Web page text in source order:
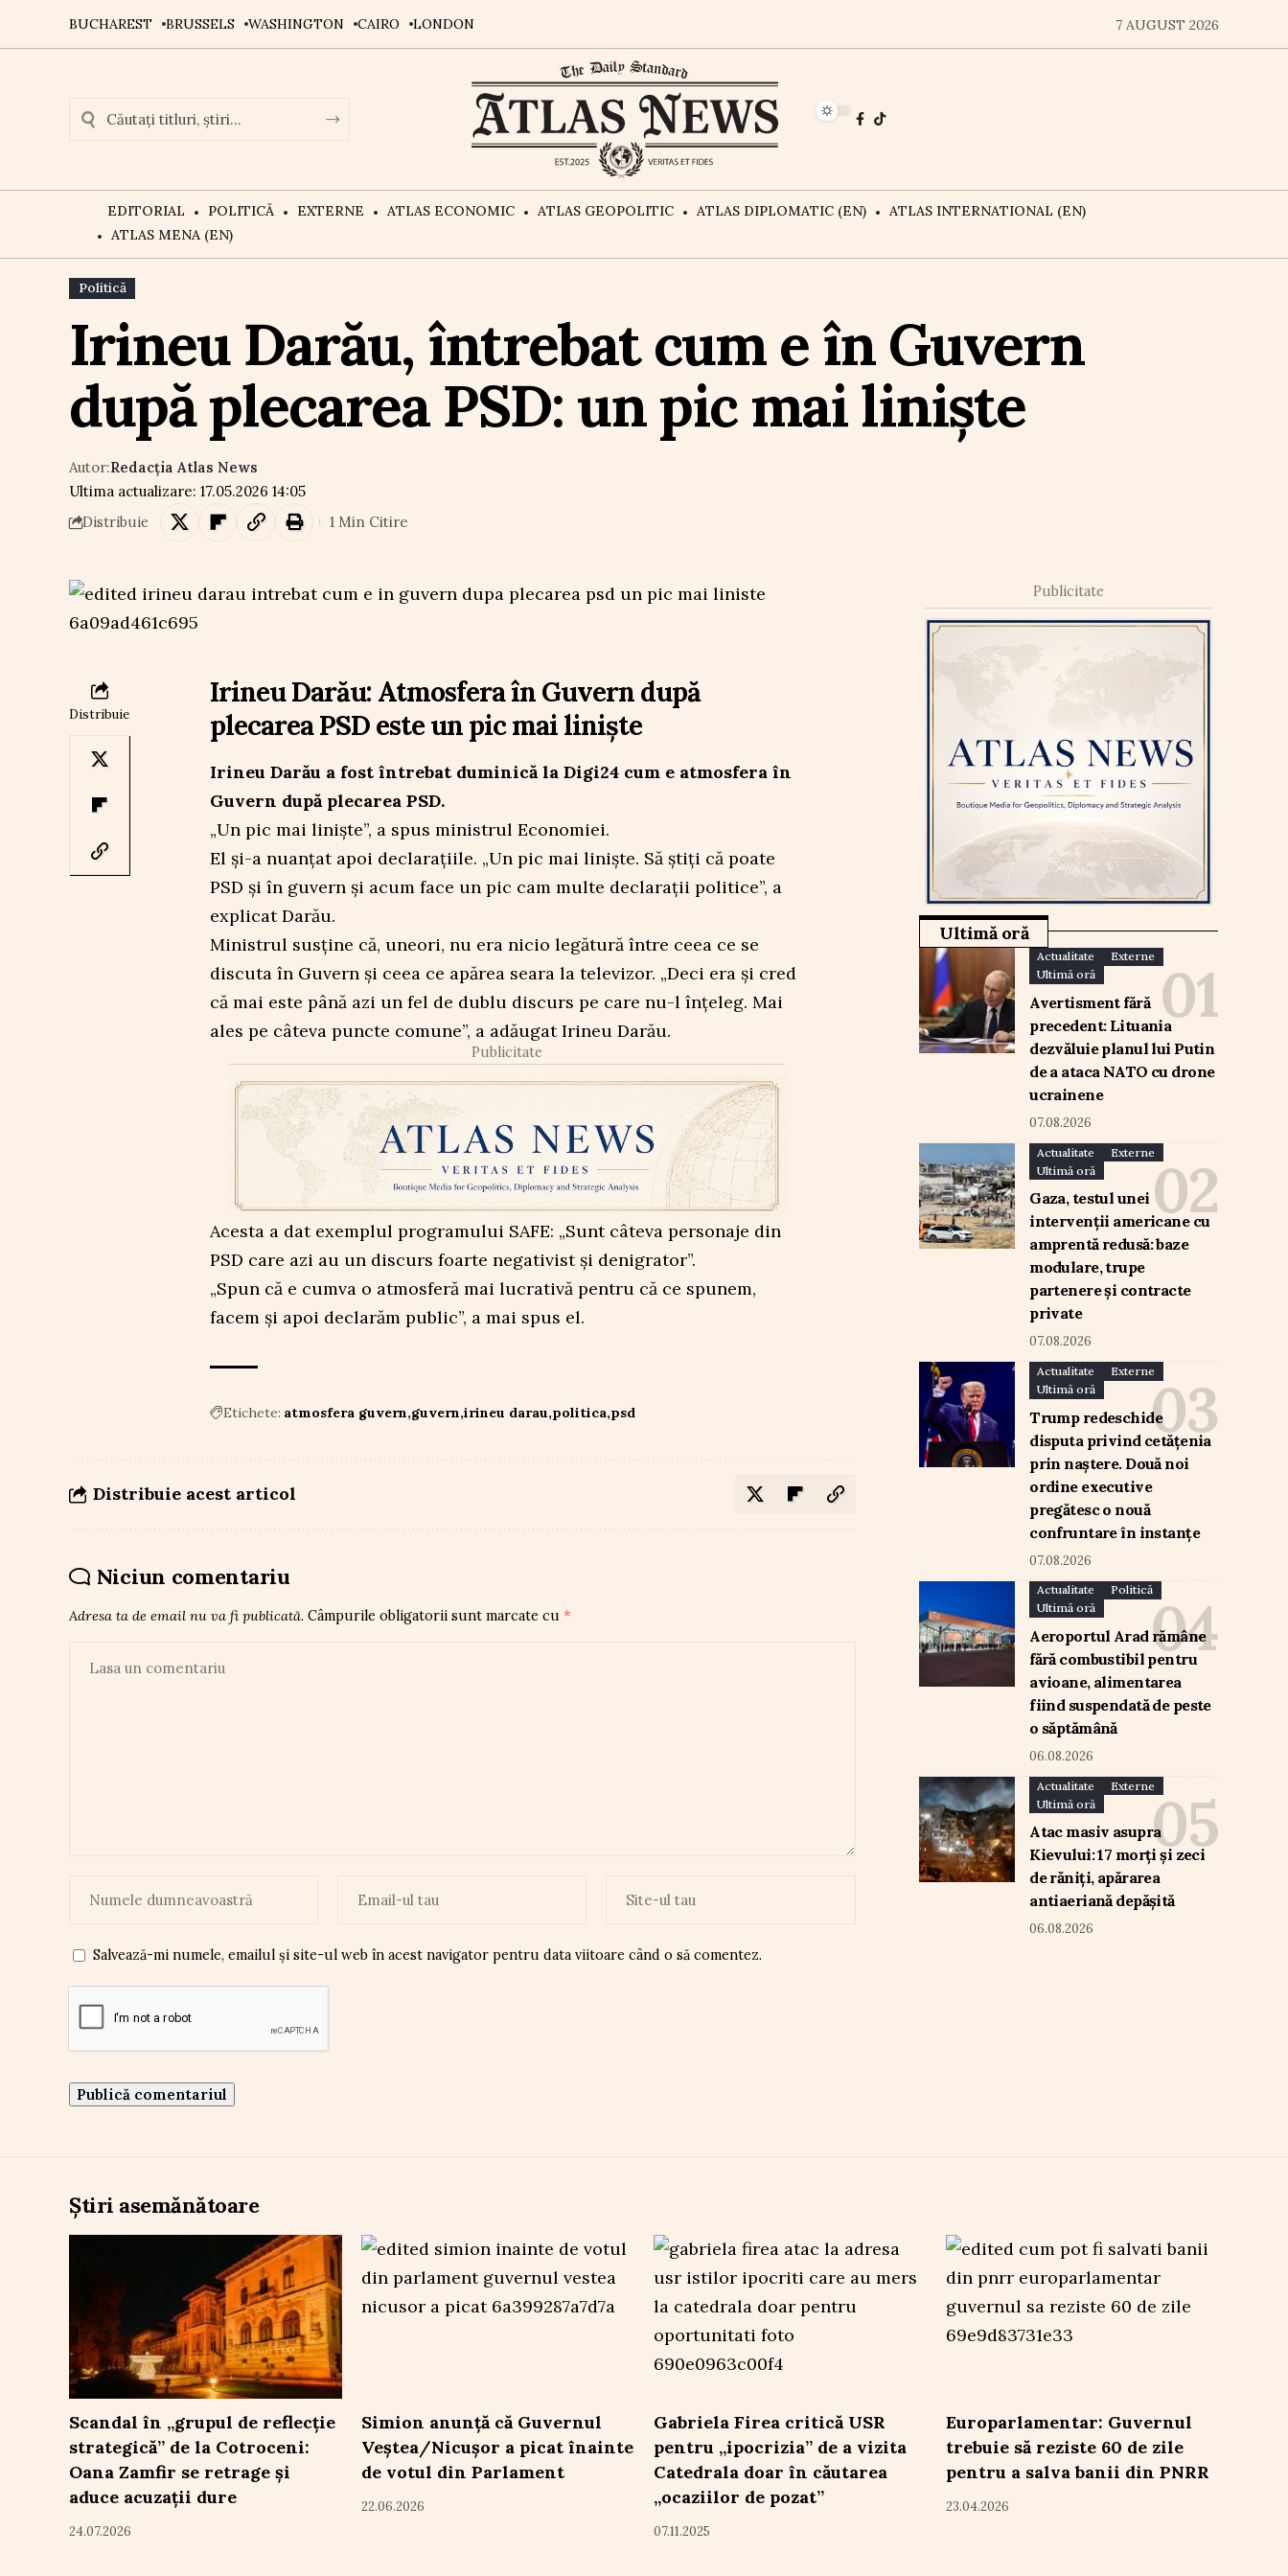
BUCHAREST BRUSSELS WASHINGTON CAIRO LONDON 7 AUGUST 2026
EDITORIAL POLITICĂ EXTERNE ATLAS ECONOMIC ATLAS GEOPOLITIC ATLAS DIPLOMATIC (EN)
ATLAS INTERNATIONAL (EN)
ATLAS MENA (EN)
Politică
Irineu Darău, întrebat cum e în Guvern
după plecarea PSD: un pic mai liniște
Ultima actualizare: 17.05.2026 14:05
Autor:Redacția Atlas News
Distribuie 1 Min Citire
Distribuie
Irineu Darău: Atmosfera în Guvern după
plecarea PSD este un pic mai liniște
Irineu Darău a fost întrebat duminică la Digi24 cum e atmosfera în
Guvern după plecarea PSD.
„Un pic mai liniște”, a spus ministrul Economiei.
El și-a nuanțat apoi declarațiile. „Un pic mai liniște. Să știți că poate
PSD și în guvern și acum face un pic cam multe declarații politice”, a
explicat Darău.
Ministrul susține că, uneori, nu era nicio legătură între ceea ce se
discuta în Guvern și ceea ce apărea seara la televizor. „Deci era și cred
că mai este până azi un fel de dublu discurs pe care nu-l înțeleg. Mai
ales pe câteva puncte comune”, a adăugat Irineu Darău.
Publicitate
Acesta a dat exemplul programului SAFE: „Sunt câteva personaje din
PSD care azi au un discurs foarte negativist și denigrator”.
„Spun că e cumva o atmosferă mai lucrativă pentru că ce spunem,
facem și apoi declarăm public”, a mai spus el.
Etichete: atmosfera guvern guvern irineu darau politica psd
Distribuie acest articol
Niciun comentariu
Adresa ta de email nu va fi publicată. Câmpurile obligatorii sunt marcate cu *
Salvează-mi numele, emailul și site-ul web în acest navigator pentru data viitoare când o să comentez.
Publicitate
Ultimă oră
Actualitate
Externe
Ultimă oră
Avertisment fără
precedent: Lituania
dezvăluie planul lui Putin
de a ataca NATO cu drone
ucrainene
07.08.2026
Actualitate
Externe
Ultimă oră
Gaza, testul unei
intervenții americane cu
amprentă redusă: baze
modulare, trupe
partenere și contracte
private
07.08.2026
Actualitate
Externe
Ultimă oră
Trump redeschide
disputa privind cetățenia
prin naștere. Două noi
ordine executive
pregătesc o nouă
confruntare în instanțe
07.08.2026
Actualitate
Politică
Ultimă oră
Aeroportul Arad rămâne
fără combustibil pentru
avioane, alimentarea
fiind suspendată de peste
o săptămână
06.08.2026
Actualitate
Externe
Ultimă oră
Atac masiv asupra
Kievului: 17 morți și zeci
de răniți, apărarea
antiaeriană depășită
06.08.2026
Știri asemănătoare
Scandal în „grupul de reflecție
strategică” de la Cotroceni:
Oana Zamfir se retrage și
aduce acuzații dure
24.07.2026
Simion anunță că Guvernul
Veștea/Nicușor a picat înainte
de votul din Parlament
22.06.2026
Gabriela Firea critică USR
pentru „ipocrizia” de a vizita
Catedrala doar în căutarea
„ocaziilor de pozat”
07.11.2025
Europarlamentar: Guvernul
trebuie să reziste 60 de zile
pentru a salva banii din PNRR
23.04.2026